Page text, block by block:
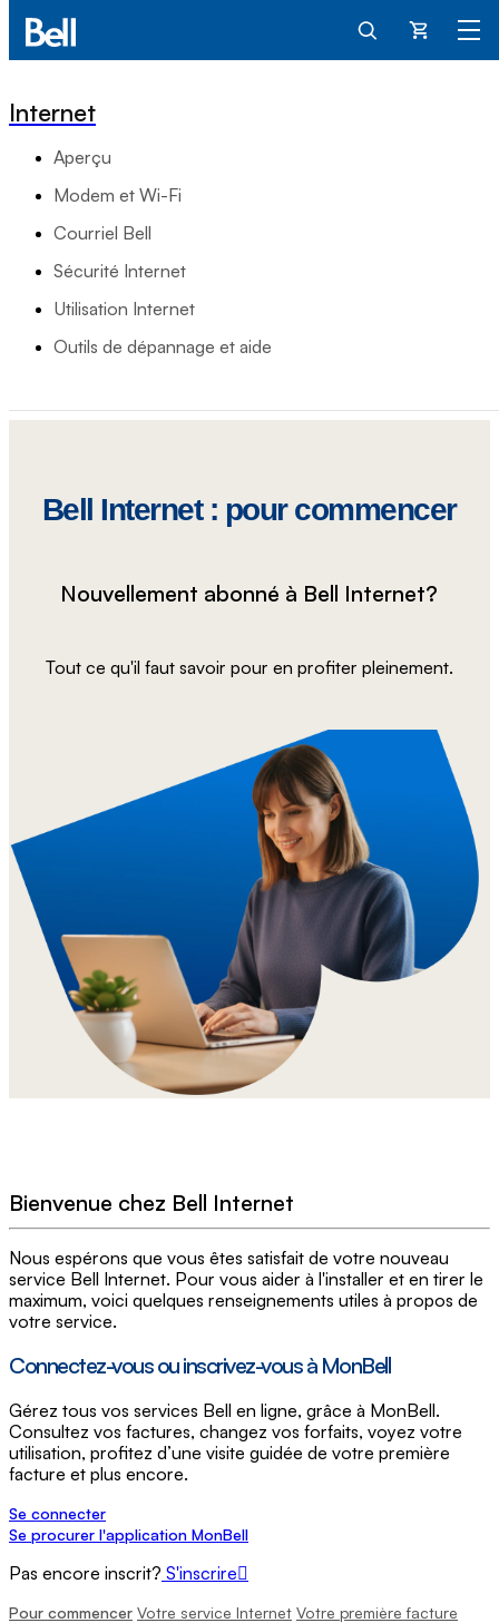
Panier
Internet
Aperçu
Modem et Wi-Fi
Courriel Bell
Sécurité Internet
Utilisation Internet
Outils de dépannage et aide
Bell Internet : pour commencer
Nouvellement abonné à Bell Internet?
Tout ce qu'il faut savoir pour en profiter pleinement.
Bienvenue chez Bell Internet
Nous espérons que vous êtes satisfait de votre nouveau
service Bell Internet. Pour vous aider à l'installer et en tirer le
maximum, voici quelques renseignements utiles à propos de
votre service.
Connectez-vous ou inscrivez-vous à MonBell
Gérez tous vos services Bell en ligne, grâce à MonBell.
Consultez vos factures, changez vos forfaits, voyez votre
utilisation, profitez d’une visite guidée de votre première
facture et plus encore.
Se connecter
Se procurer l'application MonBell
Pas encore inscrit? S'inscrire
Pour commencer Votre service Internet Votre première facture